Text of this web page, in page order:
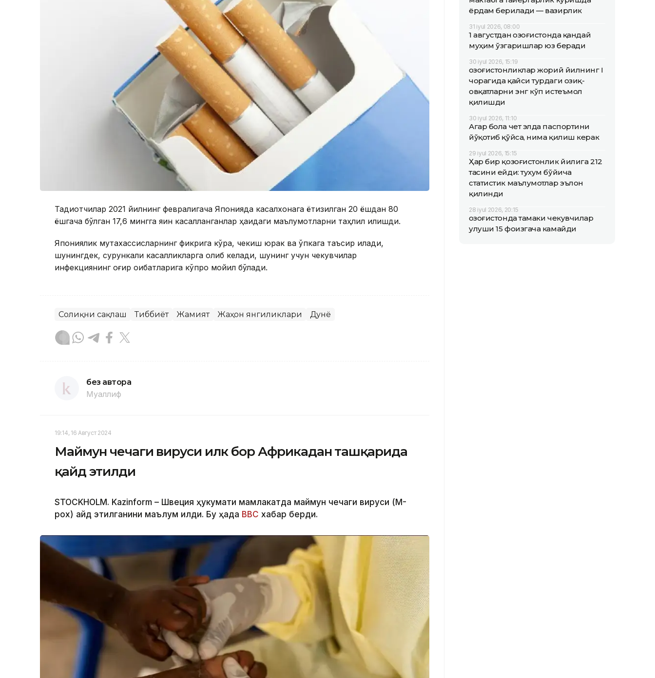
Тадқиқотчилар 2021 йилнинг февралигача Японияда касалхонага ётқизилган 20 ёшдан 80
ёшгача бўлган 17,6 мингга яқин касалланганлар ҳақидаги маълумотларни таҳлил қилишди.
Япониялик мутахассисларнинг фикрига кўра, чекиш юрак ва ўпкага таъсир қилади,
шунингдек, сурункали касалликларга олиб келади, шунинг учун чекувчилар
инфекциянинг оғир оқибатларига кўпроқ мойил бўлади.
Соғлиқни сақлаш Тиббиёт Жамият Жаҳон янгиликлари Дунё
без автора
Муаллиф
19:14, 16 Август 2024
Маймун чечаги вируси илк бор Африкадан ташқарида
қайд этилди
STOCKHOLM. Kazinform – Швеция ҳукумати мамлакатда маймун чечаги вируси (M-
pox) қайд этилганини маълум қилди. Бу ҳақда BBC хабар берди.
ёрдам берилади — вазирлик
31 iyul 2026, 08:00
1 августдан Қозоғистонда қандай
муҳим ўзгаришлар юз беради
30 iyul 2026, 15:19
Қозоғистонликлар жорий йилнинг I
чорагида қайси турдаги озиқ-
овқатларни энг кўп истеъмол
қилишди
30 iyul 2026, 11:10
Агар бола чет элда паспортини
йўқотиб қўйса, нима қилиш керак
29 iyul 2026, 15:15
Ҳар бир қозоғистонлик йилига 212
тасини ейди: тухум бўйича
статистик маълумотлар эълон
қилинди
28 iyul 2026, 20:15
Қозоғистонда тамаки чекувчилар
улуши 15 фоизгача камайди